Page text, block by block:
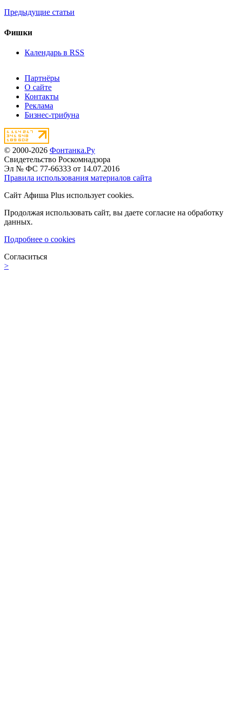
Предыдущие статьи
Фишки
Календарь в RSS
Партнёры
О сайте
Контакты
Реклама
Бизнес-трибуна
© 2000-2026 Фонтанка.Ру
Свидетельство Роскомнадзора
Эл № ФС 77-66333 от 14.07.2016
Правила использования материалов сайта
Сайт Афиша Plus использует cookies.
Продолжая использовать сайт, вы даете согласие на обработку
данных.
Подробнее о cookies
Согласиться
>